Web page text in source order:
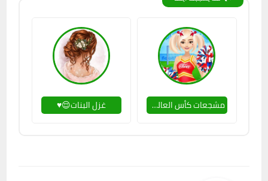
مشجعات كأس العالم👯🏻‍♀🏅 غزل البنات😌♥